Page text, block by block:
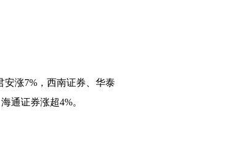
安涨7%，西南证券、华泰
通证券涨超4%。